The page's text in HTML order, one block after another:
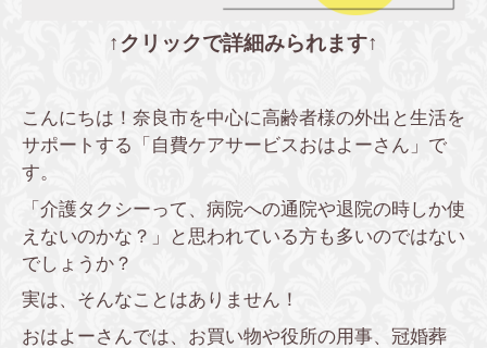
↑クリックで詳細みられます↑
こんにちは！奈良市を中心に高齢者様の外出と生活を
サポートする「自費ケアサービスおはよーさん」で
す。
「介護タクシーって、病院への通院や退院の時しか使
えないのかな？」と思われている方も多いのではない
でしょうか？
実は、そんなことはありません！
おはよーさんでは、お買い物や役所の用事、冠婚葬